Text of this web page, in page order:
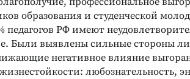
образования и студенческой
педагогов РФ имеют
Были выявлены сильные стороны
негативное влияние
любознательность,